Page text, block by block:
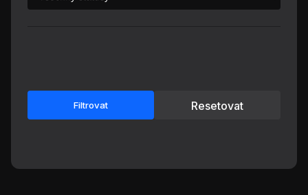
Filtrovat Resetovat